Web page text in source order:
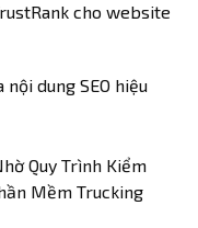
cho website
dung SEO hiệu
Quy Trình Kiểm
Mềm Trucking